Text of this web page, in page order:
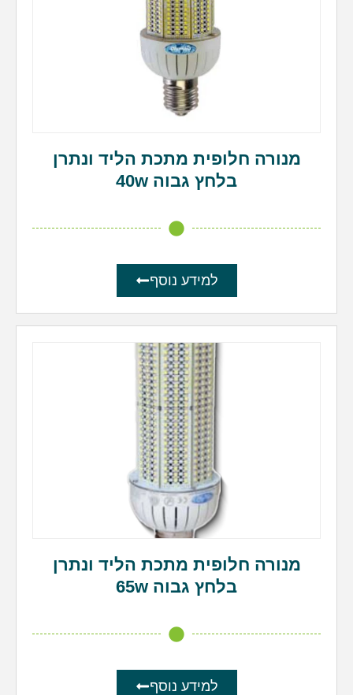
מנורה חלופית מתכת הליד ונתרן
בלחץ גבוה 40w
למידע נוסף
מנורה חלופית מתכת הליד ונתרן
בלחץ גבוה 65w
למידע נוסף